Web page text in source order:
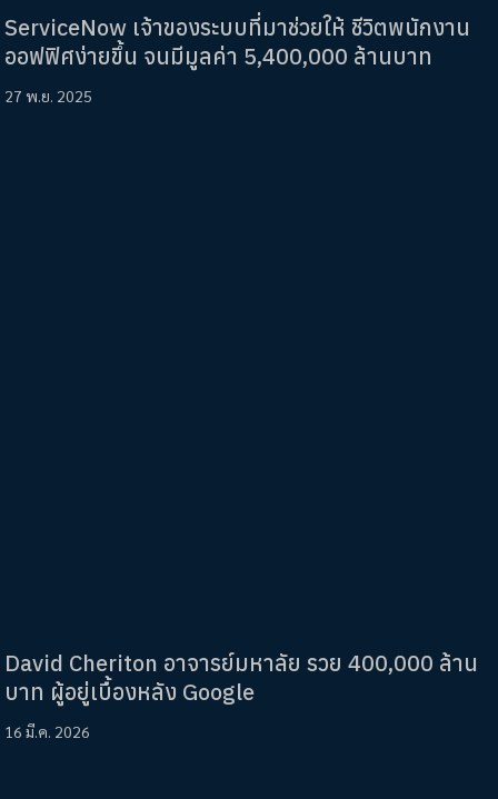
ServiceNow เจ้าของระบบที่มาช่วยให้ ชีวิตพนักงาน
ออฟฟิศง่ายขึ้น จนมีมูลค่า 5,400,000 ล้านบาท
27 พ.ย. 2025
David Cheriton อาจารย์มหาลัย รวย 400,000 ล้าน
บาท ผู้อยู่เบื้องหลัง Google
16 มี.ค. 2026